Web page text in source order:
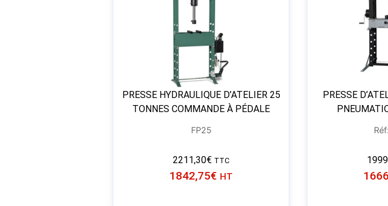
PRESSE HYDRAULIQUE D’ATELIER 25
TONNES COMMANDE À PÉDALE
FP25
2211,30€ TTC
1842,75€ HT
PRESSE